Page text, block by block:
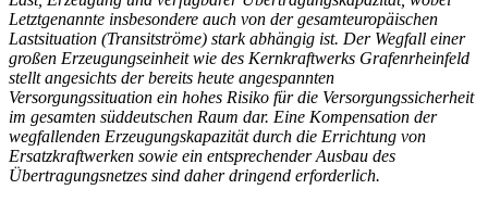
Letztgenannte insbesondere auch von der gesamteuropäischen
Lastsituation (Transitströme) stark abhängig ist. Der Wegfall einer
großen Erzeugungseinheit wie des Kernkraftwerks Grafenrheinfeld
stellt angesichts der bereits heute angespannten
Versorgungssituation ein hohes Risiko für die Versorgungssicherheit
im gesamten süddeutschen Raum dar. Eine Kompensation der
wegfallenden Erzeugungskapazität durch die Errichtung von
Ersatzkraftwerken sowie ein entsprechender Ausbau des
Übertragungsnetzes sind daher dringend erforderlich.